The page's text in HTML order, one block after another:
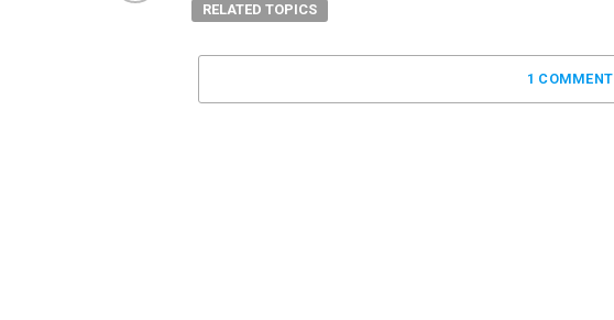
RELATED TOPICS
1 COMMENT